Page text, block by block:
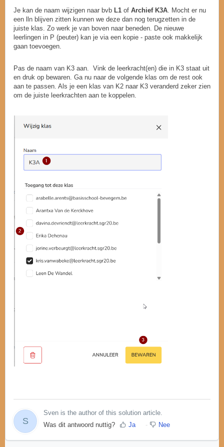
Je kan de naam wijzigen naar bvb L1 of Archief K3A. Mocht er nu
een lln blijven zitten kunnen we deze dan nog terugzetten in de
juiste klas. Zo werk je van boven naar beneden. De nieuwe
leerlingen in P (peuter) kan je via een kopie - paste ook makkelijk
gaan toevoegen.
Pas de naam van K3 aan. Vink de leerkracht(en) die in K3 staat uit
en druk op bewaren. Ga nu naar de volgende klas om de rest ook
aan te passen. Als je een klas van K2 naar K3 veranderd zeker zien
om de juiste leerkrachten aan te koppelen.
S
Sven is the author of this solution article.
Was dit antwoord nuttig?
Ja Nee